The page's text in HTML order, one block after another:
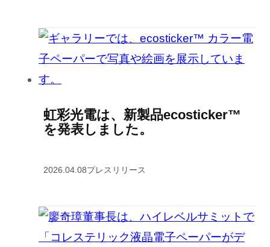
虹彩光電は、新製品ecosticker™
を発表しました。
2026.04.08プレスリリース